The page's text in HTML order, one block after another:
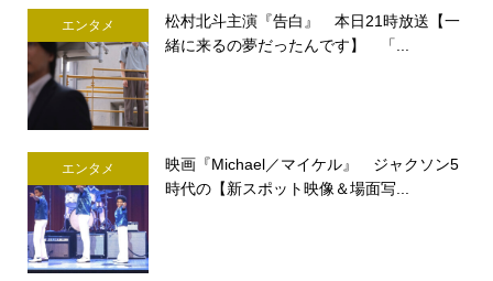
エンタメ
松村北斗主演『告白』 本日21時放送【一
緒に来るの夢だったんです】 「...
エンタメ
映画『Michael／マイケル』 ジャクソン5
時代の【新スポット映像＆場面写...